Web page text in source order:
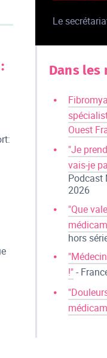
Le
Dans les
Ouest
"Je
vais-je
Podcast
2026
"Que
hors
!"-